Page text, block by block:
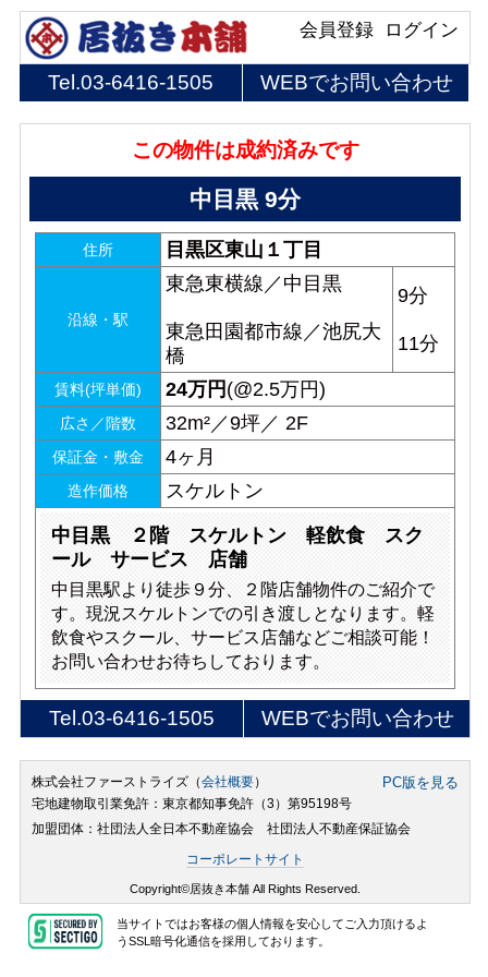
ログイン
会員登録
Tel.03-6416-1505 WEBでお問い合わせ
この物件は成約済みです
中目黒 9分
住所 目黒区東山１丁目
沿線・駅
東急東横線／中目黒
東急田園都市線／池尻大
橋
9分
11分
賃料(坪単価) 24万円 (@2.5万円)
広さ／階数 32m²／9坪／ 2F
保証金・敷金 4ヶ月
造作価格 スケルトン
中目黒 ２階 スケルトン 軽飲食 スク
ール サービス 店舗
中目黒駅より徒歩９分、２階店舗物件のご紹介で
す。現況スケルトンでの引き渡しとなります。軽
飲食やスクール、サービス店舗などご相談可能！
お問い合わせお待ちしております。
Tel.03-6416-1505 WEBでお問い合わせ
株式会社ファーストライズ（会社概要） PC版を見る
宅地建物取引業免許：東京都知事免許（3）第95198号
加盟団体：社団法人全日本不動産協会 社団法人不動産保証協会
コーポレートサイト
Copyright©居抜き本舗 All Rights Reserved.
当サイトではお客様の個人情報を安心してご入力頂けるよ
うSSL暗号化通信を採用しております。